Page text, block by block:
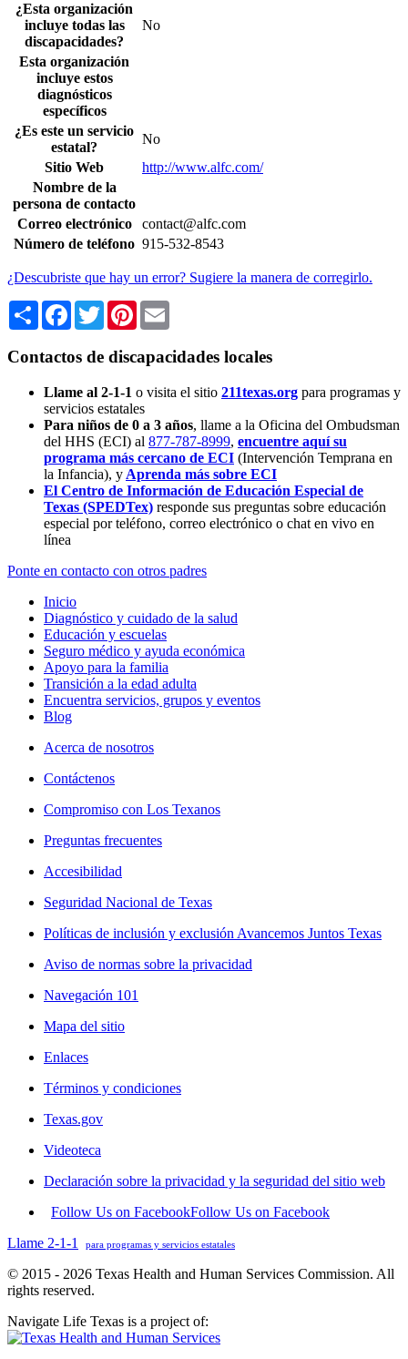
¿Esta organización
incluye todas las
discapacidades?
No
Esta organización
incluye estos
diagnósticos
específicos
¿Es este un servicio
estatal?
No
Sitio Web
http://www.alfc.com/
Nombre de la
persona de contacto
Correo electrónico
contact@alfc.com
Número de teléfono 915-532-8543
¿Descubriste que hay un error? Sugiere la manera de corregirlo.
Share Facebook
TwitterPinterest
Contactos de discapacidades locales
Llame al 2-1-1 o visita el sitio 211texas.org para programas y
servicios estatales
Para niños de 0 a 3 años, llame a la Oficina del Ombudsman
del HHS (ECI) al 877-787-8999, encuentre aquí su
programa más cercano de ECI (Intervención Temprana en
la Infancia), y Aprenda más sobre ECI
El Centro de Información de Educación Especial de
Texas (SPEDTex) responde sus preguntas sobre educación
especial por teléfono, correo electrónico o chat en vivo en
línea
Ponte en contacto con otros padres
Inicio
Diagnóstico y cuidado de la salud
Educación y escuelas
Seguro médico y ayuda económica
Apoyo para la familia
Transición a la edad adulta
Encuentra servicios, grupos y eventos
Blog
Acerca de nosotros
Contáctenos
Compromiso con Los Texanos
Preguntas frecuentes
Accesibilidad
Seguridad Nacional de Texas
Políticas de inclusión y exclusión Avancemos Juntos Texas
Aviso de normas sobre la privacidad
Navegación 101
Mapa del sitio
Enlaces
Términos y condiciones
Texas.gov
Videoteca
Declaración sobre la privacidad y la seguridad del sitio web
Follow Us on FacebookFollow Us on Facebook
Llame 2-1-1
para programas y servicios estatales
© 2015 - 2026 Texas Health and Human Services Commission. All
rights reserved.
Navigate Life Texas is a project of: